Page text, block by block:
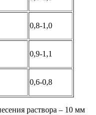
0,8-1,0
0,9-1,1
0,6-0,8
раствора – 10 мм